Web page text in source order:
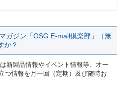
ガジン「OSG E-mail倶楽部」（無
か？
新製品情報やイベント情報等、オー
つ情報を月一回（定期）及び随時お